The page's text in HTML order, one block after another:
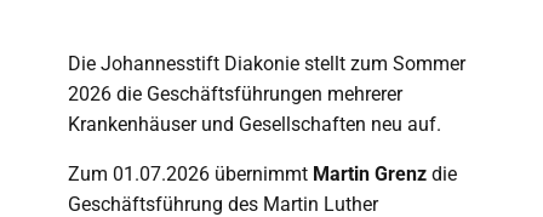
Die Johannesstift Diakonie stellt zum Sommer
2026 die Geschäftsführungen mehrerer
Krankenhäuser und Gesellschaften neu auf.
Zum 01.07.2026 übernimmt Martin Grenz die
Geschäftsführung des Martin Luther